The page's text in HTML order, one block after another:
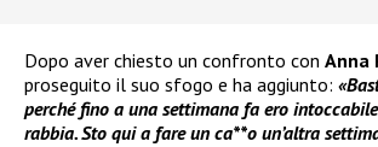
Dopo aver chiesto un confronto con Anna
proseguito il suo sfogo e ha aggiunto:
perché fino a una settimana fa ero
rabbia. Sto qui a fare un ca**o un’altra